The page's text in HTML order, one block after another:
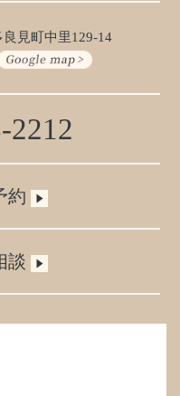
見町中里129-14
2212
約
談